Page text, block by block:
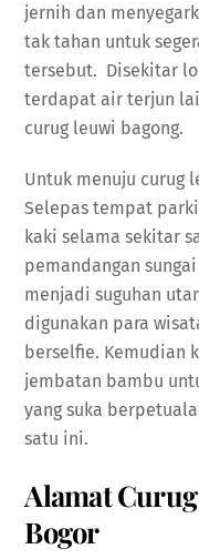
jernih dan
tak tahan untuk
tersebut. Disekitar
terdapat air terjun
curug leuwi bagong.
Untuk menuju curug
Selepas tempat
kaki selama sekitar
pemandangan
menjadi suguhan
digunakan para
berselfie. Kemudian
jembatan bambu
yang suka
satu ini.
Alamat
Bogor